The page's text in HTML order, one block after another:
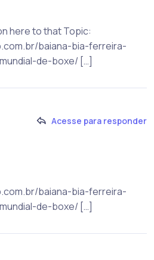
here to that Topic:
baiana-bia-ferreira-
de-boxe/ […]
Acesse para responder
baiana-bia-ferreira-
de-boxe/ […]